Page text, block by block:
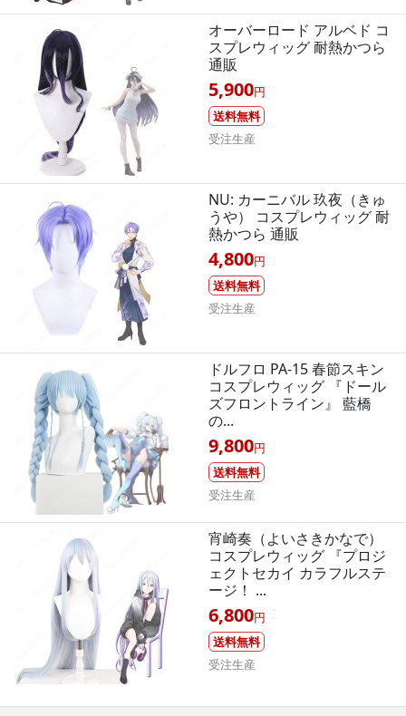
オーバーロード アルベド コ
スプレウィッグ 耐熱かつら
通販
5,900円
送料無料
受注生産
NU: カーニバル 玖夜（きゅ
うや） コスプレウィッグ 耐
熱かつら 通販
4,800円
送料無料
受注生産
ドルフロ PA-15 春節スキン
コスプレウィッグ 『ドール
ズフロントライン』 藍橋
の...
9,800円
送料無料
受注生産
宵崎奏（よいさきかなで）
コスプレウィッグ 『プロジ
ェクトセカイ カラフルステ
ージ！ ...
6,800円
送料無料
受注生産